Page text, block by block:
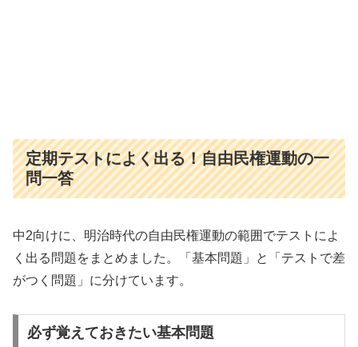
定期テストによく出る！自由民権運動の一
問一答
中2向けに、明治時代の自由民権運動の範囲でテストによ
く出る問題をまとめました。「基本問題」と「テストで差
がつく問題」に分けています。
必ず覚えておきたい基本問題